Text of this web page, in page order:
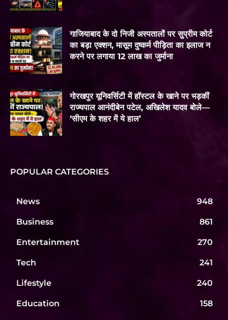
गाजियाबाद के दो निजी अस्पतालों पर सुप्रीम कोर्ट
का बड़ा एक्शन, मासूम दुष्कर्म पीड़िता का इलाज न
करने पर लगाया 12 लाख का जुर्माना
गोरखपुर यूनिवर्सिटी में हॉस्टल के खाने पर भड़कीं
राज्यपाल आनंदीबेन पटेल, अखिलेश यादव बोले—
‘सीएम के शहर में ये हाल’
POPULAR CATEGORIES
News 948
Business 861
Entertainment 270
Tech 241
Lifestyle 240
Education 158